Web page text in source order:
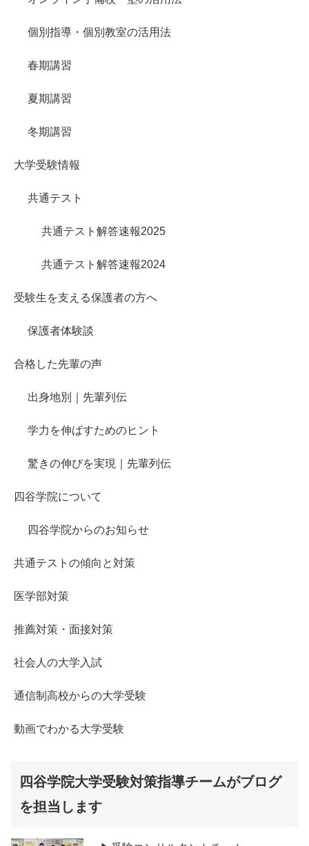
個別指導・個別教室の活用法
春期講習
夏期講習
冬期講習
大学受験情報
共通テスト
共通テスト解答速報2025
共通テスト解答速報2024
受験生を支える保護者の方へ
保護者体験談
合格した先輩の声
出身地別｜先輩列伝
学力を伸ばすためのヒント
驚きの伸びを実現｜先輩列伝
四谷学院について
四谷学院からのお知らせ
共通テストの傾向と対策
医学部対策
推薦対策・面接対策
社会人の大学入試
通信制高校からの大学受験
動画でわかる大学受験
四谷学院大学受験対策指導チームがブログ
を担当します